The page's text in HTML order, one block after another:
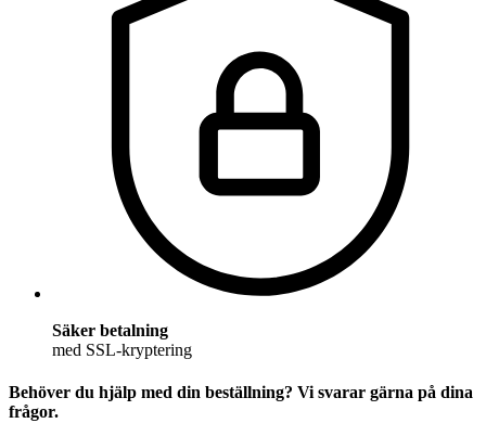
Säker betalning
med SSL-kryptering
Behöver du hjälp med din beställning? Vi svarar gärna på dina
frågor.